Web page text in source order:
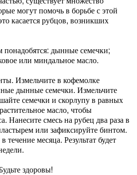
могут помочь в борьбе с этой
касается рубцов, возникших
понадобятся: дынные семечки;
или миндальное масло.
Измельчите в кофемолке
дынные семечки. Измельчите
семечки и скорлупу в равных
масло, чтобы
Нанесите смесь на рубец два раза в
или зафиксируйте бинтом.
течение месяца. Результат будет
здоровы!